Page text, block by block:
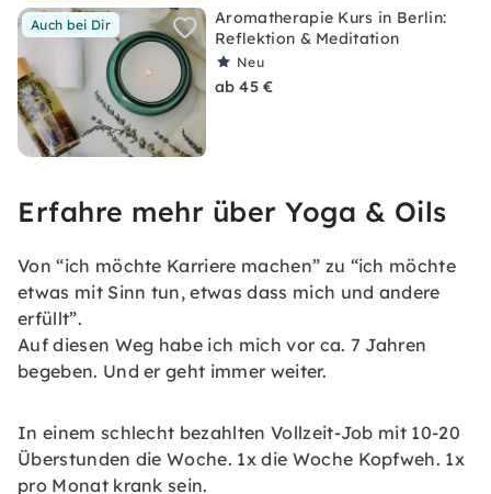
Auch bei Dir
Aromatherapie Kurs in Berlin:
Reflektion & Meditation
Neu
ab 45 €
Erfahre mehr über Yoga & Oils
Von “ich möchte Karriere machen” zu “ich möchte
etwas mit Sinn tun, etwas dass mich und andere
erfüllt”.
Auf diesen Weg habe ich mich vor ca. 7 Jahren
begeben. Und er geht immer weiter.
In einem schlecht bezahlten Vollzeit-Job mit 10-20
Überstunden die Woche. 1x die Woche Kopfweh. 1x
pro Monat krank sein.